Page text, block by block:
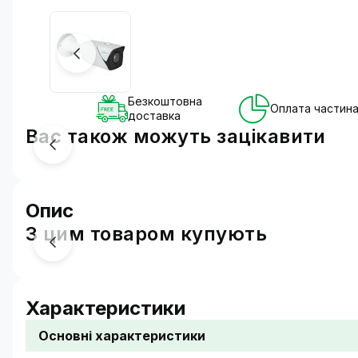
Безкоштовна
доставка
Оплата
Вас також можуть зацікавити
Опис
Надійний захист з
Модель має високий рейтинг стійкості до
З цим товаром купують
Характеристики
Основні характеристики